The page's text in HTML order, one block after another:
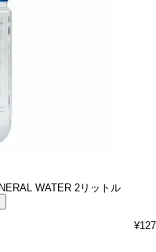
WATER 2リットル
¥127